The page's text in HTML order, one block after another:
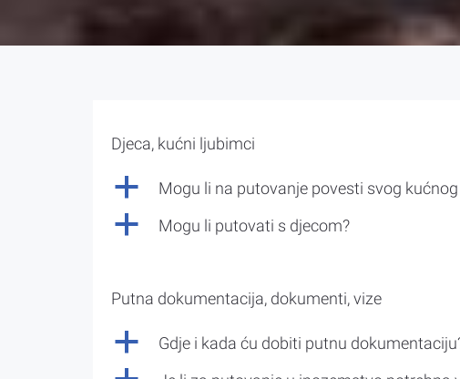
Djeca, kućni ljubimci
a Mogu li na putovanje povesti svog
a Mogu li putovati s djecom?
Putna dokumentacija, dokumenti, vize
a Gdje i kada ću dobiti putnu